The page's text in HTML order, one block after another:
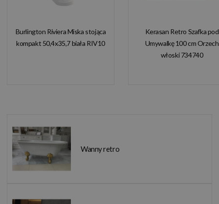
Burlington Riviera Miska stojąca
kompakt 50,4x35,7 biała RIV10
Kerasan Retro Szafka pod
Umywalkę 100 cm Orzech
włoski 734740
Wanny retro